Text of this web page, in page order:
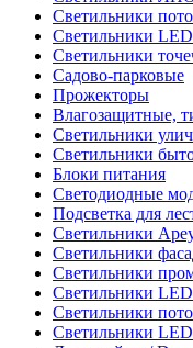
Светильники
Светильники
Светильники
Садово-парковые
Прожекторы
Влагозащитные,
Светильники
Светильники
Блоки питания
Светодиодные
Подсветка для
Светильники
Светильники
Светильники
Светильники
Светильники
Светильники